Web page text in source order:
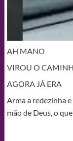
AH MANO
VIROU O
AGORA JÁ ERA
Arma a redezinha
mão de Deus, o